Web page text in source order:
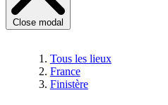
Close modal
Tous les lieux
France
Finistère